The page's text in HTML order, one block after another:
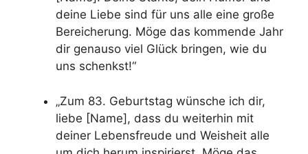
deine Liebe sind für uns alle eine große
Bereicherung. Möge das kommende Jahr
dir genauso viel Glück bringen, wie du
uns schenkst!“
„Zum 83. Geburtstag wünsche ich dir,
liebe [Name], dass du weiterhin mit
deiner Lebensfreude und Weisheit alle